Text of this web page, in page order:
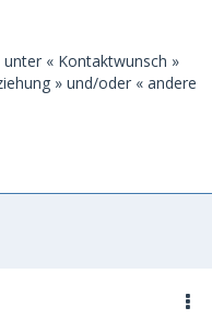
« Kontaktwunsch »
» und/oder « andere